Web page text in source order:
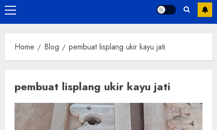
Home Blog pembuat lisplang ukir kayu jati
pembuat lisplang ukir kayu jati